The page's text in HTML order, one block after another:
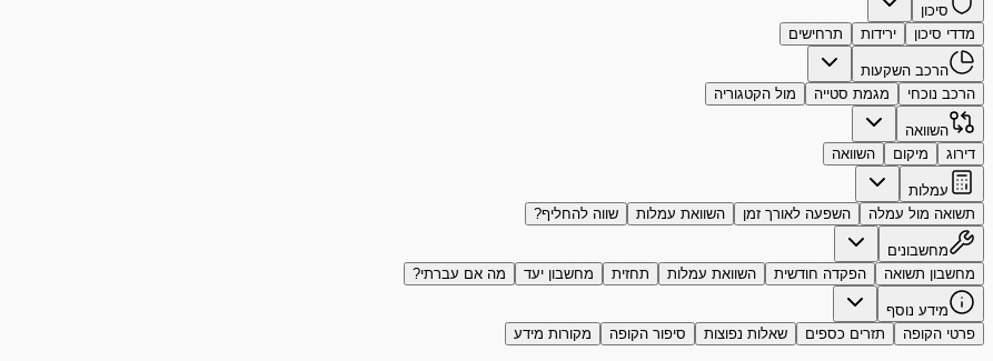
סיכון
מדדי סיכון
ירידות תרחישים
הרכב השקעות
הרכב נוכחי
מגמת סטייה מול הקטגוריה
השוואה
דירוג
מיקום השוואה
עמלות
תשואה מול עמלה
השפעה לאורך זמן השוואת עמלות שווה להחליף?
מחשבונים
מחשבון תשואה
הפקדה חודשית השוואת עמלות תחזית מחשבון יעד מה אם עברתי?
מידע נוסף
פרטי הקופה
תזרים כספים שאלות נפוצות סיפור הקופה מקורות מידע